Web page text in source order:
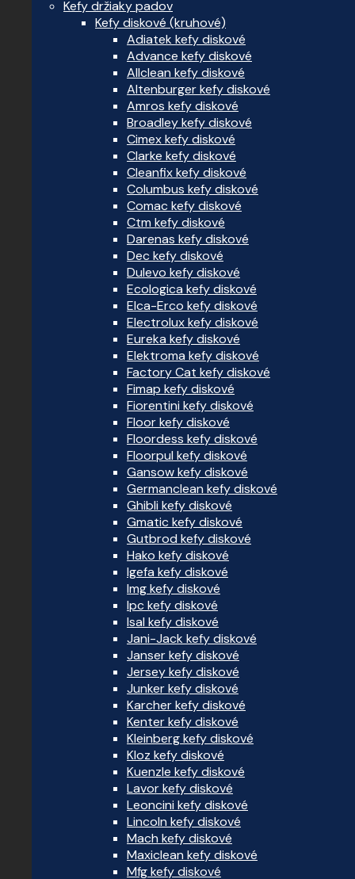
Kefy držiaky padov
Kefy diskové (kruhové)
Adiatek kefy diskové
Advance kefy diskové
Allclean kefy diskové
Altenburger kefy diskové
Amros kefy diskové
Broadley kefy diskové
Cimex kefy diskové
Clarke kefy diskové
Cleanfix kefy diskové
Columbus kefy diskové
Comac kefy diskové
Ctm kefy diskové
Darenas kefy diskové
Dec kefy diskové
Dulevo kefy diskové
Ecologica kefy diskové
Elca-Erco kefy diskové
Electrolux kefy diskové
Eureka kefy diskové
Elektroma kefy diskové
Factory Cat kefy diskové
Fimap kefy diskové
Fiorentini kefy diskové
Floor kefy diskové
Floordess kefy diskové
Floorpul kefy diskové
Gansow kefy diskové
Germanclean kefy diskové
Ghibli kefy diskové
Gmatic kefy diskové
Gutbrod kefy diskové
Hako kefy diskové
Igefa kefy diskové
Img kefy diskové
Ipc kefy diskové
Isal kefy diskové
Jani-Jack kefy diskové
Janser kefy diskové
Jersey kefy diskové
Junker kefy diskové
Karcher kefy diskové
Kenter kefy diskové
Kleinberg kefy diskové
Kloz kefy diskové
Kuenzle kefy diskové
Lavor kefy diskové
Leoncini kefy diskové
Lincoln kefy diskové
Mach kefy diskové
Maxiclean kefy diskové
Mfg kefy diskové